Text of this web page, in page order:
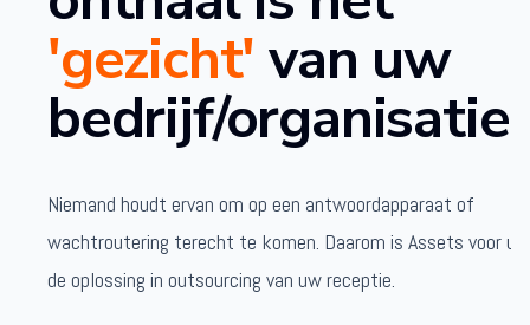
'gezicht'van uw
bedrijf/organisatie.
Niemand houdt ervan om op een antwoordapparaat of
wachtroutering terecht te komen. Daarom is Assets voor u
de oplossing in outsourcing van uw receptie.